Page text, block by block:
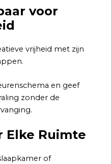
voor
vrijheid met zijn
en geef
zonder de
Elke Ruimte
of